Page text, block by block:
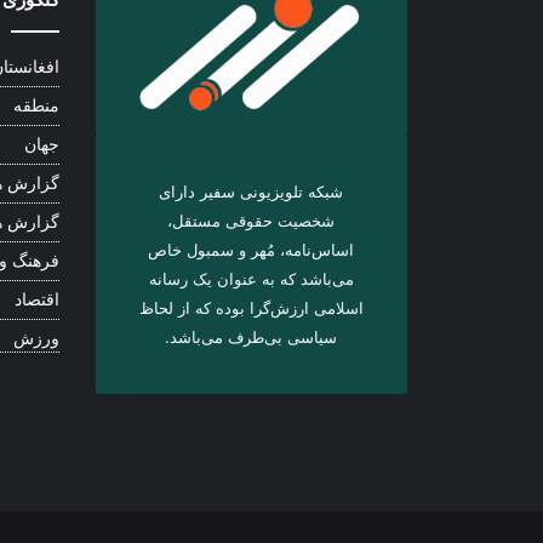
شبکه تلویزیونی سفیر دارای
شخصیت حقوقی مستقل،
اساس‌نامه، مُهر و سمبول خاص
می‌باشد که به عنوان یک رسانه
اسلامی ارزش‌گرا بوده که از لحاظ
سیاسی بی‌طرف می‌باشد.
منطقه
جهان
گزارش
گزارش
فرهنگ
اقتصاد
ورزش